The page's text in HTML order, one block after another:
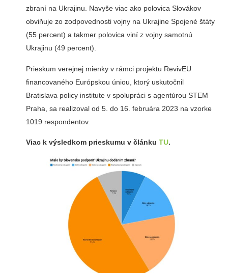
zbraní na Ukrajinu. Navyše viac ako polovica Slovákov
obviňuje zo zodpovednosti vojny na Ukrajine Spojené štáty
(55 percent) a takmer polovica viní z vojny samotnú
Ukrajinu (49 percent).
Prieskum verejnej mienky v rámci projektu RevivEU
financovaného Európskou úniou, ktorý uskutočnil
Bratislava policy institute v spolupráci s agentúrou STEM
Praha, sa realizoval od 5. do 16. februára 2023 na vzorke
1019 respondentov.
Viac k výsledkom prieskumu v článku TU.